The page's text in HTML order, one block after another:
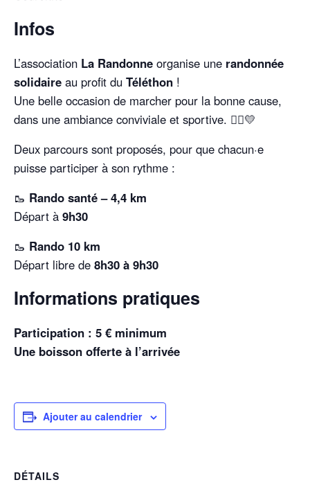
Infos
L’association La Randonne organise une randonnée
solidaire au profit du Téléthon !
Une belle occasion de marcher pour la bonne cause,
dans une ambiance conviviale et sportive. 🚶‍♀️💛
Deux parcours sont proposés, pour que chacun·e
puisse participer à son rythme :
🥾 Rando santé – 4,4 km
Départ à 9h30
🥾 Rando 10 km
Départ libre de 8h30 à 9h30
Informations pratiques
Participation : 5 € minimum
Une boisson offerte à l’arrivée
Ajouter au calendrier
DÉTAILS